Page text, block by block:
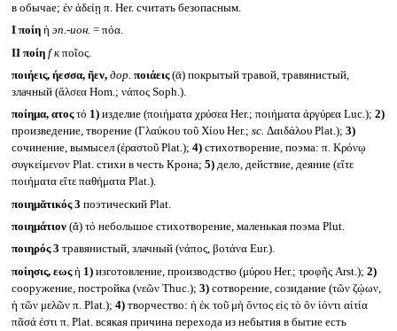
в обычае; ἐν άδείῃ π. Her. считать безопасным.
I ποίη ἡ эп.-ион. = πόα.
II ποίη f кποῖος.
ποιήεις, ήεσσα, ῆεν, дор. ποιάεις(ᾱ) покрытый травой, травянистый,
злачный (ἄλσεα Hom.; νάπος Soph.).
ποίημα, ατοςτό 1)изделие (ποιήματα χρύσεα Her.; ποιήματα ἀργύρεα Luc.); 2)
произведение, творение (Γλαύκου τοῦ Χίου Her.; sc. Δαιδάλου Plat.); 3)
сочинение, вымысел (ἐραστοῦ Plat.); 4)стихотворение, поэма: π. Κρόνῳ
συγκείμενον Plat. стихи в честь Крона; 5)дело, действие, деяние (εἴτε
ποιήματα εἴτε παθήματα Plat.).
ποιημᾰτικός 3 поэтический Plat.
ποιημάτιον(ᾰ) τό небольшое стихотворение, маленькая поэма Plut.
ποιηρός 3 травянистый, злачный (νάπος, βοτάνα Eur.).
ποίησις, εωςἡ 1)изготовление, производство (μύρου Her.; τροφῆς Arst.); 2)
сооружение, постройка (νεῶν Thuc.); 3)сотворение, созидание (τῶν ζῴων,
ἡ τῶν μελῶν π. Plat.); 4)творчество: ἡ ἐκ τοῦ μὴ ὄντος εἰς τὸ ὂν ἰόντι αἰτία
πᾶσά ἐστι π. Plat. всякая причина перехода из небытия в бытие есть